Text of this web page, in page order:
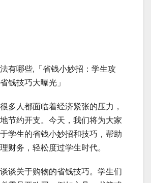
有哪些,「省钱小妙招：学生攻
钱技巧大曝光」
多人都面临着经济紧张的压力，
节约开支。今天，我们将为大家
学生的省钱小妙招和技巧，帮助
财务，轻松度过学生时代。
谈关于购物的省钱技巧。学生们